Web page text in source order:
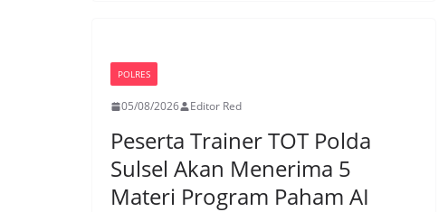
POLRES
05/08/2026 Editor Red
Peserta Trainer TOT Polda
Sulsel Akan Menerima 5
Materi Program Paham AI